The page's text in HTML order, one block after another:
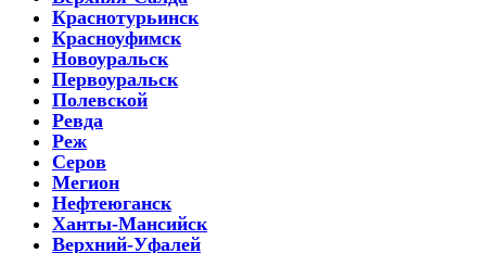
Краснотурьинск
Красноуфимск
Новоуральск
Первоуральск
Полевской
Ревда
Реж
Серов
Мегион
Нефтеюганск
Ханты-Мансийск
Верхний-Уфалей